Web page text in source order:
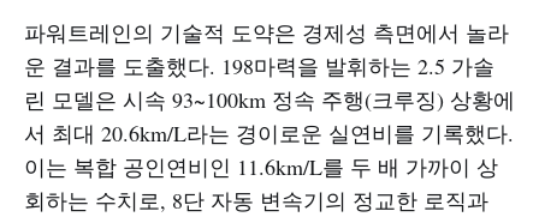
파워트레인의 기술적 도약은 경제성 측면에서 놀라
운 결과를 도출했다. 198마력을 발휘하는 2.5 가솔
린 모델은 시속 93~100km 정속 주행(크루징) 상황에
서 최대 20.6km/L라는 경이로운 실연비를 기록했다.
이는 복합 공인연비인 11.6km/L를 두 배 가까이 상
회하는 수치로, 8단 자동 변속기의 정교한 로직과